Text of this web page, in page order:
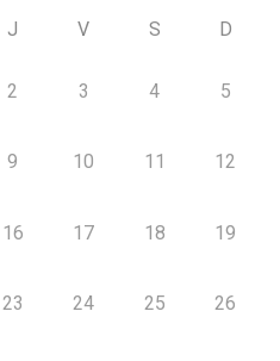
J V S D
2 3 4 5
9 10 11 12
16 17 18 19
23 24 25 26